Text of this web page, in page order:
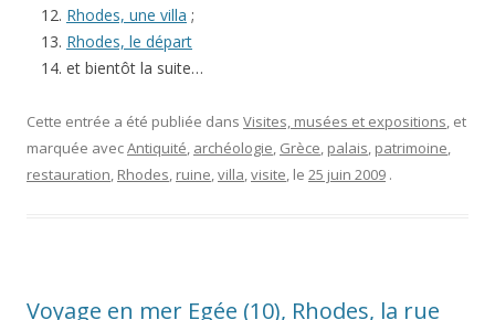
Rhodes, une villa ;
Rhodes, le départ
et bientôt la suite…
Cette entrée a été publiée dans Visites, musées et expositions, et
marquée avecAntiquité, archéologie, Grèce, palais, patrimoine,
restauration, Rhodes, ruine,villa,visite, le 25 juin 2009 .
Voyage en mer Egée (10), Rhodes, la rue